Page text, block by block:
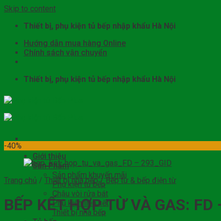
Skip to content
Thiết bị, phụ kiện tủ bếp nhập khẩu Hà Nội
Hướng dẫn mua hàng Online
Chính sách vận chuyển
Thiết bị, phụ kiện tủ bếp nhập khẩu Hà Nội
Giới thiệu
Sản Phẩm
Sản phẩm khuyến mãi
Phụ kiện tủ bếp
Chậu vòi rửa bát
Phụ kiện liên kết
Thiết bị nhà bếp
-40%
Trang chủ / Thiết bị nhà bếp / Bếp từ & bếp điện từ
BẾP KẾT HỢP TỪ VÀ GAS: FD